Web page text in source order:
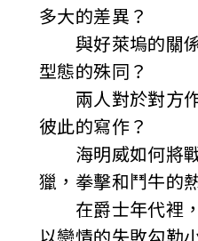
多大的差異？
與好萊塢的關係
型態的殊同？
兩人對於對方作
彼此的寫作？
海明威如何將戰
獵，拳擊和鬥牛的
在爵士年代裡，